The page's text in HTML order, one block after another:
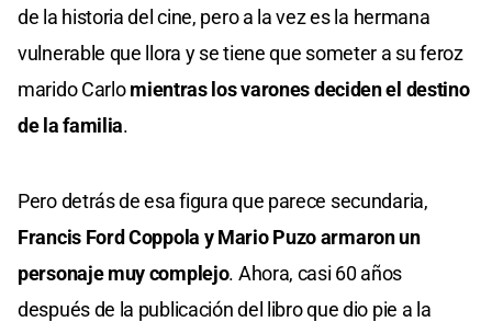
de la historia del cine, pero a la vez es la hermana
vulnerable que llora y se tiene que someter a su feroz
marido Carlomientras los varones deciden el destino
de la familia.
Pero detrás de esa figura que parece secundaria,
Francis Ford Coppola y Mario Puzo armaron un
personaje muy complejo. Ahora, casi 60 años
después de la publicación del libro que dio pie a la